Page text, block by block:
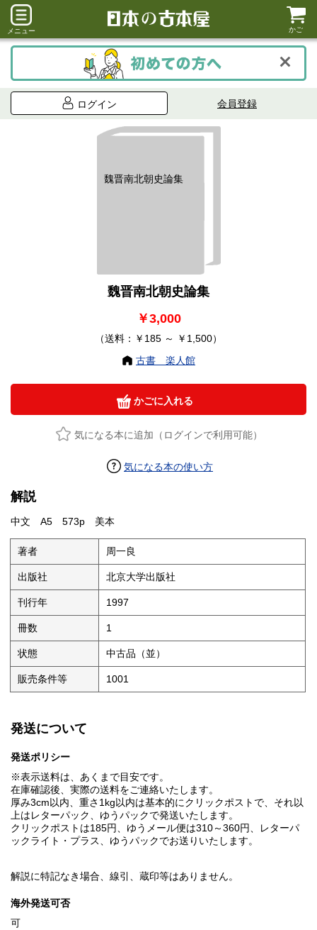
メニュー かご
ログイン 会員登録
魏晋南北朝史論集
魏晋南北朝史論集
￥3,000
（送料：￥185 ～ ￥1,500）
古書 楽人館
かごに入れる
気になる本に追加（ログインで利用可能）
気になる本の使い方
解説
中文 A5 573p 美本
著者 周一良
出版社 北京大学出版社
刊行年 1997
冊数 1
状態 中古品（並）
販売条件等 1001
発送について
発送ポリシー
※表示送料は、あくまで目安です。
在庫確認後、実際の送料をご連絡いたします。
厚み3cm以内、重さ1kg以内は基本的にクリックポストで、それ以
上はレターパック、ゆうパックで発送いたします。
クリックポストは185円、ゆうメール便は310～360円、レターパ
ックライト・プラス、ゆうパックでお送りいたします。
解説に特記なき場合、線引、蔵印等はありません。
海外発送可否
可